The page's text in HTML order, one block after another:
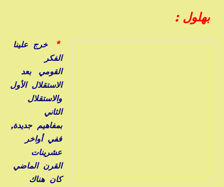
بهلول :
*
خرج علينا
الفكر
القومي بعد
الاستقلال الأول
والاستقلال
الثاني
بمفاهيم جديدة,
ففي أواخر
عشرينات
القرن الماضي
كان هناك